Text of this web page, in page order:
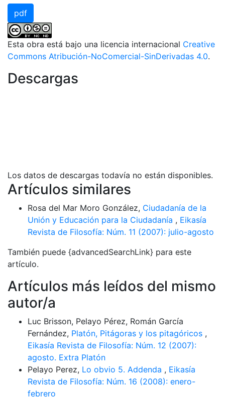
pdf
Esta obra está bajo una licencia internacional Creative
Commons Atribución-NoComercial-SinDerivadas 4.0.
Descargas
Los datos de descargas todavía no están disponibles.
Artículos similares
Rosa del Mar Moro González, Ciudadanía de la
Unión y Educación para la Ciudadanía , Eikasía
Revista de Filosofía: Núm. 11 (2007): julio-agosto
También puede {advancedSearchLink} para este
artículo.
Artículos más leídos del mismo
autor/a
Luc Brisson, Pelayo Pérez, Román García
Fernández, Platón, Pitágoras y los pitagóricos ,
Eikasía Revista de Filosofía: Núm. 12 (2007):
agosto. Extra Platón
Pelayo Perez, Lo obvio 5. Addenda , Eikasía
Revista de Filosofía: Núm. 16 (2008): enero-
febrero